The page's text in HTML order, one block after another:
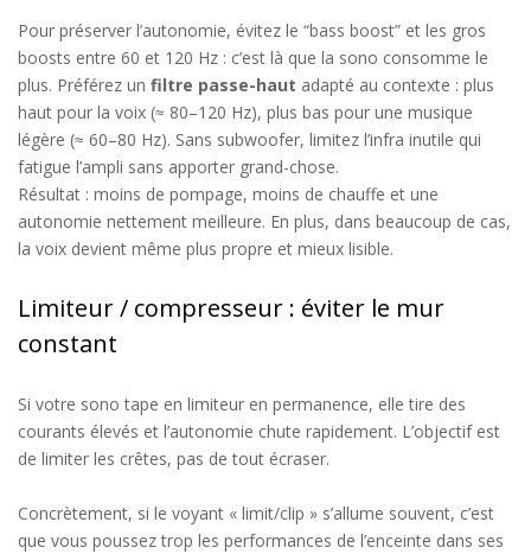
Pour préserver l’autonomie, évitez le “bass boost” et les gros
boosts entre 60 et 120 Hz : c’est là que la sono consomme le
plus. Préférez un filtre passe-haut adapté au contexte : plus
haut pour la voix (≈ 80–120 Hz), plus bas pour une musique
légère (≈ 60–80 Hz). Sans subwoofer, limitez l’infra inutile qui
fatigue l’ampli sans apporter grand-chose.
Résultat : moins de pompage, moins de chauffe et une
autonomie nettement meilleure. En plus, dans beaucoup de cas,
la voix devient même plus propre et mieux lisible.
Limiteur / compresseur : éviter le mur
constant
Si votre sono tape en limiteur en permanence, elle tire des
courants élevés et l’autonomie chute rapidement. L’objectif est
de limiter les crêtes, pas de tout écraser.
Concrètement, si le voyant « limit/clip » s’allume souvent, c’est
que vous poussez trop les performances de l’enceinte dans ses